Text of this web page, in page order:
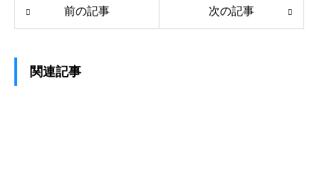
前の記事 次の記事
関連記事